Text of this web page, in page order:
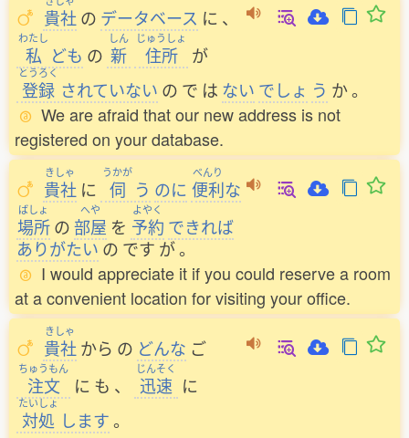
貴社 の データベース に 、
わたし
私 ども の
しん
新
じゅうしょ
住所 が
とうろく
登録 されていない の で は ない でしょ う か。
We are afraid that our new address is not
registered on your database.
きしゃ
貴社 に
うかが
伺 う のに
べんり
便利な
ばしょ
場所 の
へや
部屋 を
よやく
予約 できれば
ありがたい の です が。
I would appreciate it if you could reserve a room
at a convenient location for visiting your office.
きしゃ
貴社 から の どんな ご
ちゅうもん
注文 に も 、
じんそく
迅速 に
たいしょ
対処 します。